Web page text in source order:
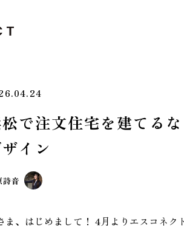
で注文住宅を建てる
イン
詩音
ま、はじめまして！ 4月よりエスコネク